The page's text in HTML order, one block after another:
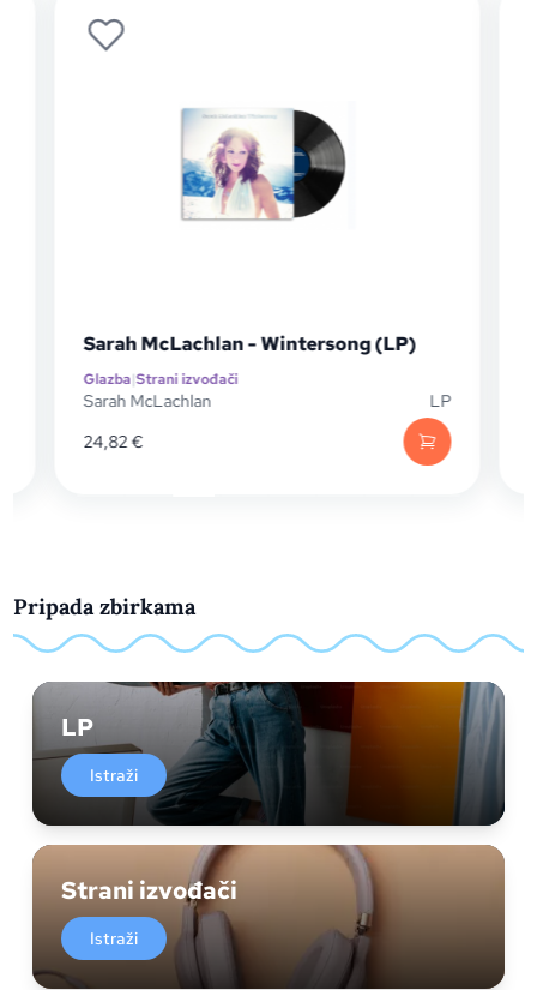
Sarah McLachlan - Wintersong (LP)
Glazba|Strani izvođači
Sarah McLachlan
LP
24,82€
Pripada zbirkama
LP
Istraži
Strani izvođači
Istraži